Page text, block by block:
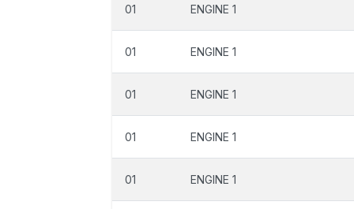
01 ENGINE 1
01 ENGINE 1
01 ENGINE 1
01 ENGINE 1
01 ENGINE 1